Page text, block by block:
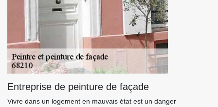
Entreprise de peinture de façade
Vivre dans un logement en mauvais état est un danger